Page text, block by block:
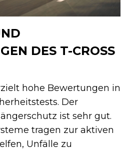
DES T-CROSS
hohe Bewertungen in
Der
ist sehr gut.
tragen zur aktiven
Unfälle zu